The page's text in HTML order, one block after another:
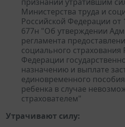
Министерства труда и
Российской Федерации от
677н "Об утверждении
регламента
социального страхования
Федерации
назначению и выплате
единовременного
ребенка в случае
страхователем"
Утрачивают силу: